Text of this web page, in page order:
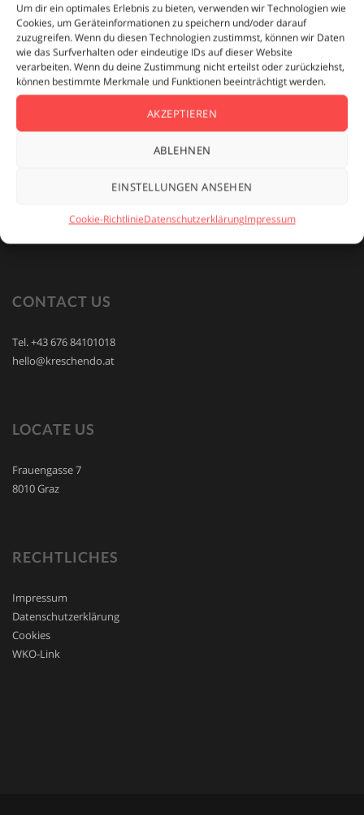
Um dir ein optimales Erlebnis zu bieten, verwenden wir Technologien wie
Cookies, um Geräteinformationen zu speichern und/oder darauf
zuzugreifen. Wenn du diesen Technologien zustimmst, können wir Daten
wie das Surfverhalten oder eindeutige IDs auf dieser Website
verarbeiten. Wenn du deine Zustimmung nicht erteilst oder zurückziehst,
können bestimmte Merkmale und Funktionen beeinträchtigt werden.
AKZEPTIEREN
ABLEHNEN
EINSTELLUNGEN ANSEHEN
Cookie-RichtlinieDatenschutzerklärungImpressum
LATEST NEWS
No Posts Found!
CONTACT US
Tel. +43 676 84101018
hello@kreschendo.at
LOCATE US
Frauengasse 7
8010 Graz
RECHTLICHES
Impressum
Datenschutzerklärung
Cookies
WKO-Link